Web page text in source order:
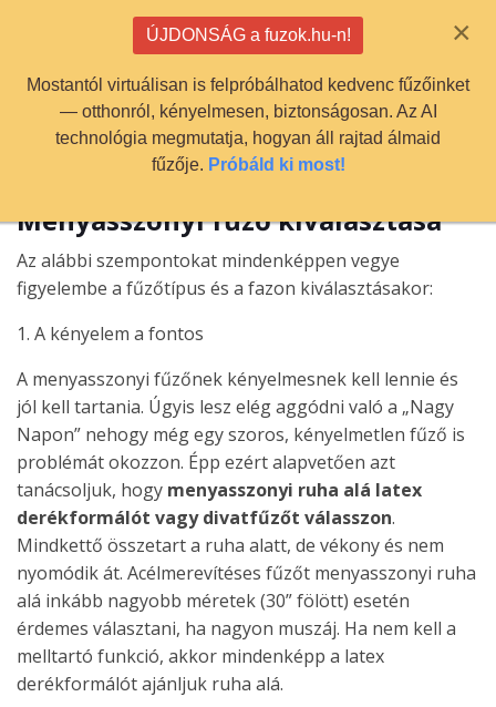
info@fuzok.hu
Menyasszonyi fűző kiválasztása
Az alábbi szempontokat mindenképpen vegye
figyelembe a fűzőtípus és a fazon kiválasztásakor:
1. A kényelem a fontos
A menyasszonyi fűzőnek kényelmesnek kell lennie és
jól kell tartania. Úgyis lesz elég aggódni való a „Nagy
Napon” nehogy még egy szoros, kényelmetlen fűző is
problémát okozzon. Épp ezért alapvetően azt
tanácsoljuk, hogy menyasszonyi ruha alá latex
derékformálót vagy divatfűzőt válasszon.
Mindkettő összetart a ruha alatt, de vékony és nem
nyomódik át. Acélmerevítéses fűzőt menyasszonyi ruha
alá inkább nagyobb méretek (30” fölött) esetén
érdemes választani, ha nagyon muszáj. Ha nem kell a
melltartó funkció, akkor mindenképp a latex
derékformálót ajánljuk ruha alá.
×
ÚJDONSÁG a fuzok.hu-n!
Mostantól virtuálisan is felpróbálhatod kedvenc fűzőinket
— otthonról, kényelmesen, biztonságosan. Az AI
technológia megmutatja, hogyan áll rajtad álmaid
fűzője. Próbáld ki most!